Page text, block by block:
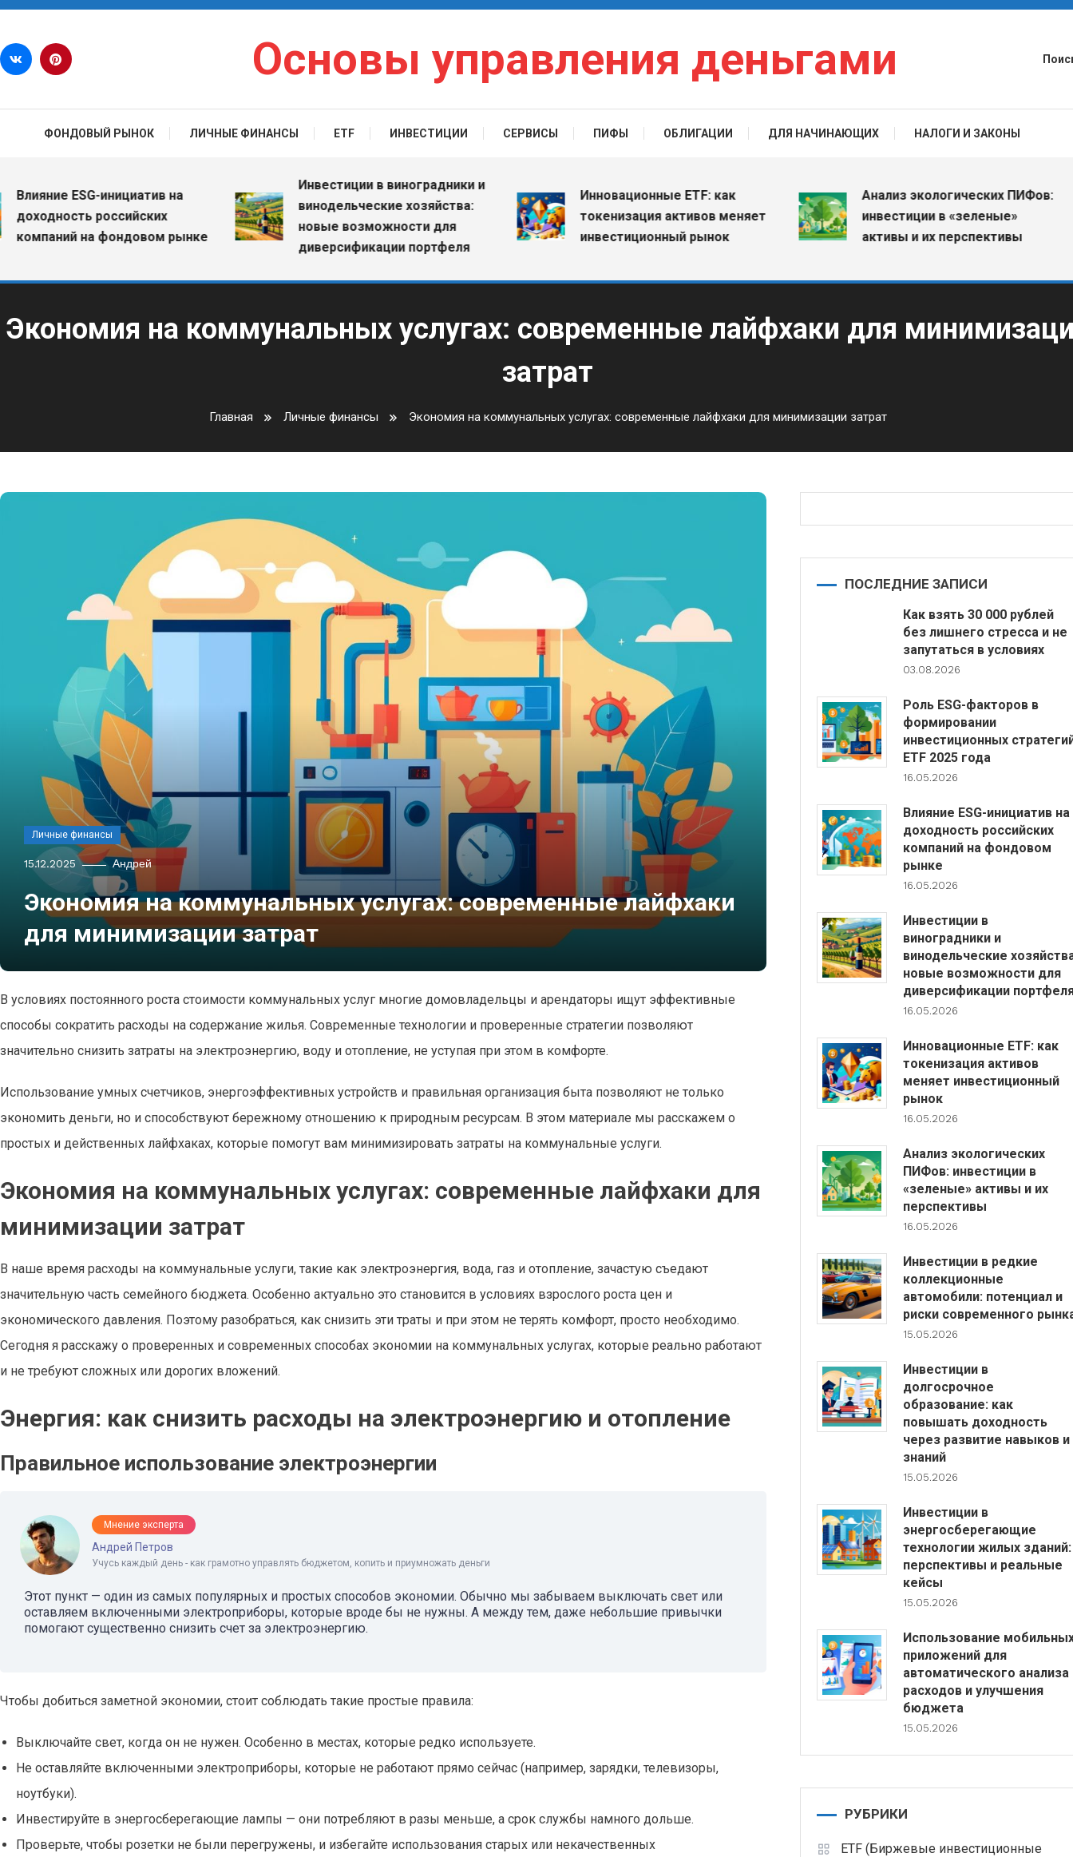
Перейти к содержимому
Основы управления деньгами
ФОНДОВЫЙ РЫНОК ЛИЧНЫЕ ФИНАНСЫ ETF ИНВЕСТИЦИИ СЕРВИСЫ ПИФЫ ОБЛИГАЦИИ ДЛЯ НАЧИНАЮЩИХ НАЛОГИ И ЗАКОНЫ
ESG-инициатив на
российских
на фондовом рынке
Инвестиции в виноградники и
винодельческие хозяйства:
новые возможности для
диверсификации портфеля
Инновационные ETF: как
токенизация активов меняет
инвестиционный рынок
Анализ экологических ПИФов:
инвестиции в «зеленые»
активы и их перспективы
Экономия на коммунальных услугах: современные лайфхаки для
затрат
Главная Личные финансы Экономия на коммунальных услугах: современные лайфхаки для минимизации затрат
Личные финансы
15.12.2025 Андрей
Экономия на коммунальных услугах: современные лайфхаки
для минимизации затрат
В условиях постоянного роста стоимости коммунальных услуг многие домовладельцы и арендаторы ищут эффективные
способы сократить расходы на содержание жилья. Современные технологии и проверенные стратегии позволяют
значительно снизить затраты на электроэнергию, воду и отопление, не уступая при этом в комфорте.
Использование умных счетчиков, энергоэффективных устройств и правильная организация быта позволяют не только
экономить деньги, но и способствуют бережному отношению к природным ресурсам. В этом материале мы расскажем о
простых и действенных лайфхаках, которые помогут вам минимизировать затраты на коммунальные услуги.
Экономия на коммунальных услугах: современные лайфхаки для
минимизации затрат
В наше время расходы на коммунальные услуги, такие как электроэнергия, вода, газ и отопление, зачастую съедают
значительную часть семейного бюджета. Особенно актуально это становится в условиях взрослого роста цен и
экономического давления. Поэтому разобраться, как снизить эти траты и при этом не терять комфорт, просто необходимо.
Сегодня я расскажу о проверенных и современных способах экономии на коммунальных услугах, которые реально работают
и не требуют сложных или дорогих вложений.
Энергия: как снизить расходы на электроэнергию и отопление
Правильное использование электроэнергии
Мнение эксперта
Андрей Петров
Учусь каждый день - как грамотно управлять бюджетом, копить и приумножать деньги
Этот пункт — один из самых популярных и простых способов экономии. Обычно мы забываем выключать свет или
оставляем включенными электроприборы, которые вроде бы не нужны. А между тем, даже небольшие привычки
помогают существенно снизить счет за электроэнергию.
Чтобы добиться заметной экономии, стоит соблюдать такие простые правила:
Выключайте свет, когда он не нужен. Особенно в местах, которые редко используете.
Не оставляйте включенными электроприборы, которые не работают прямо сейчас (например, зарядки, телевизоры,
ноутбуки).
Инвестируйте в энергосберегающие лампы — они потребляют в разы меньше, а срок службы намного дольше.
Проверьте, чтобы розетки не были перегружены, и избегайте использования старых или некачественных
ПОСЛЕДНИЕ ЗАПИСИ
Как взять 30 000 рублей
без лишнего стресса и не
запутаться в условиях
03.08.2026
Роль ESG-факторов в
формировании
инвестиционных
ETF 2025 года
16.05.2026
Влияние ESG-инициатив на
доходность российских
компаний на фондовом
рынке
16.05.2026
Инвестиции в
виноградники и
винодельческие
новые возможности для
диверсификации
16.05.2026
Инновационные ETF: как
токенизация активов
меняет инвестиционный
рынок
16.05.2026
Анализ экологических
ПИФов: инвестиции в
«зеленые» активы и их
перспективы
16.05.2026
Инвестиции в редкие
коллекционные
автомобили: потенциал и
риски современного
15.05.2026
Инвестиции в
долгосрочное
образование: как
повышать доходность
через развитие навыков и
знаний
15.05.2026
Инвестиции в
энергосберегающие
технологии жилых зданий:
перспективы и реальные
кейсы
15.05.2026
Использование
приложений для
автоматического анализа
расходов и улучшения
бюджета
15.05.2026
РУБРИКИ
ETF (Биржевые инвестиционные